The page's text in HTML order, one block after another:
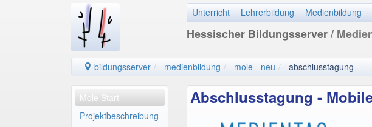
Unterricht Lehrerbildung Medienbildung
Hessischer Bildungsserver/
bildungsserver medienbildung mole - neu abschlusstagung
Mole Start
Projektbeschreibung
Abschlusstagung -